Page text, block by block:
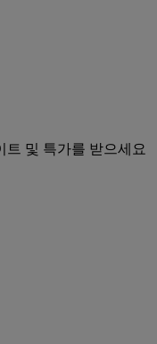
트 및 특가를 받으세요